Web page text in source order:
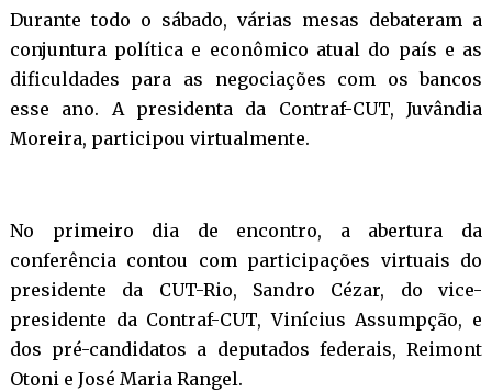
Durante todo o sábado, várias mesas debateram a
conjuntura política e econômico atual do país e as
dificuldades para as negociações com os bancos
esse ano. A presidenta da Contraf-CUT, Juvândia
Moreira, participou virtualmente.
No primeiro dia de encontro, a abertura da
conferência contou com participações virtuais do
presidente da CUT-Rio, Sandro Cézar, do vice-
presidente da Contraf-CUT, Vinícius Assumpção, e
dos pré-candidatos a deputados federais, Reimont
Otoni e José Maria Rangel.